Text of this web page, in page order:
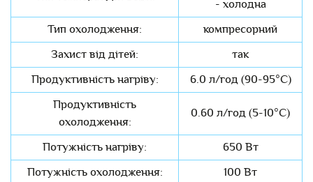
- холодна
Тип охолодження:
компресорний
Захист від дітей:
так
Продуктивність нагріву:
6.0 л/год (90-95°C)
Продуктивність
охолодження:
0.60 л/год (5-10°C)
Потужність нагріву:
650 Вт
Потужність охолодження:
100 Вт